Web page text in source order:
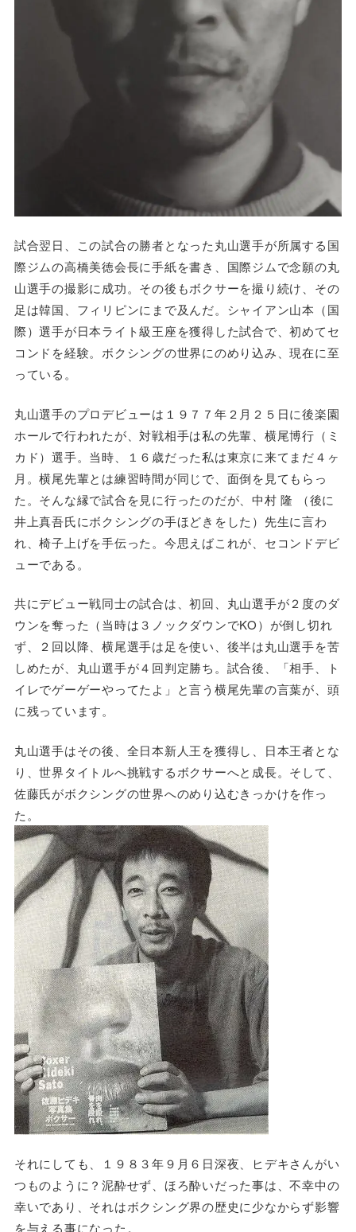
試合翌日、この試合の勝者となった丸山選手が所属する国
際ジムの高橋美徳会長に手紙を書き、国際ジムで念願の丸
山選手の撮影に成功。その後もボクサーを撮り続け、その
足は韓国、フィリピンにまで及んだ。シャイアン山本（国
際）選手が日本ライト級王座を獲得した試合で、初めてセ
コンドを経験。ボクシングの世界にのめり込み、現在に至
っている。
丸山選手のプロデビューは１９７７年２月２５日に後楽園
ホールで行われたが、対戦相手は私の先輩、横尾博行（ミ
カド）選手。当時、１６歳だった私は東京に来てまだ４ヶ
月。横尾先輩とは練習時間が同じで、面倒を見てもらっ
た。そんな縁で試合を見に行ったのだが、中村 隆 （後に
井上真吾氏にボクシングの手ほどきをした）先生に言わ
れ、椅子上げを手伝った。今思えばこれが、セコンドデビ
ューである。
共にデビュー戦同士の試合は、初回、丸山選手が２度のダ
ウンを奪った（当時は３ノックダウンでKO）が倒し切れ
ず、２回以降、横尾選手は足を使い、後半は丸山選手を苦
しめたが、丸山選手が４回判定勝ち。試合後、「相手、ト
イレでゲーゲーやってたよ」と言う横尾先輩の言葉が、頭
に残っています。
丸山選手はその後、全日本新人王を獲得し、日本王者とな
り、世界タイトルへ挑戦するボクサーへと成長。そして、
佐藤氏がボクシングの世界へのめり込むきっかけを作っ
た。
それにしても、１９８３年９月６日深夜、ヒデキさんがい
つものように？泥酔せず、ほろ酔いだった事は、不幸中の
幸いであり、それはボクシング界の歴史に少なからず影響
を与える事になった。